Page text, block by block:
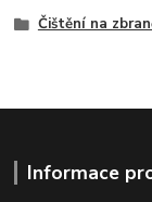
Čištění na
Informace